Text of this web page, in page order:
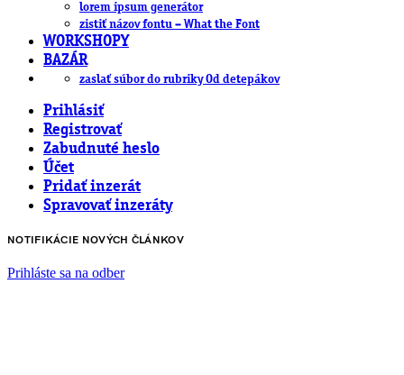
lorem ipsum generátor
zistiť názov fontu – What the Font
WORKSHOPY
BAZÁR
zaslať súbor do rubriky Od detepákov
Prihlásiť
Registrovať
Zabudnuté heslo
Účet
Pridať inzerát
Spravovať inzeráty
NOTIFIKÁCIE NOVÝCH ČLÁNKOV
Prihláste sa na odber